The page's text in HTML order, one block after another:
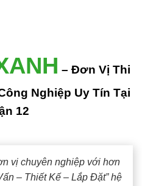
– Đơn Vị Thi
Nghiệp Uy Tín Tại
12
vị chuyên nghiệp với hơn
– Thiết Kế – Lắp Đặt” hệ